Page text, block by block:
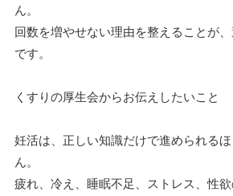
ん。
回数を増やせない理由を整えることが
です。
くすりの厚生会からお伝えしたいこと
妊活は、正しい知識だけで進められる
ん。
疲れ、冷え、睡眠不足、ストレス、性